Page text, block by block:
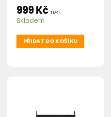
999Kč s DPH
Skladem
PŘIDAT DO KOŠÍKU